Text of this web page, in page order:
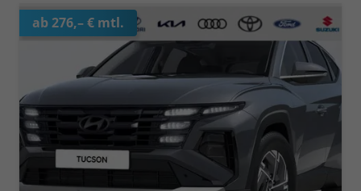
ab 276,– € mtl.